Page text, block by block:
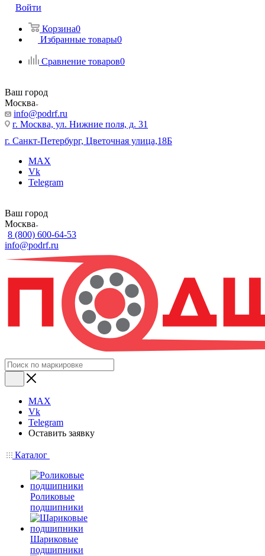
Войти
Корзина0
Избранные товары0
Сравнение товаров0
Ваш город
Москва
info@podrf.ru
г. Москва, ул. Нижние поля, д. 31
г. Санкт-Петербург, Цветочная улица,18Б
MAX
Vk
Telegram
Ваш город
Москва
8 (800) 600-64-53
info@podrf.ru
MAX
Vk
Telegram
Оставить заявку
Каталог
Роликовые
подшипники
Шариковые
подшипники